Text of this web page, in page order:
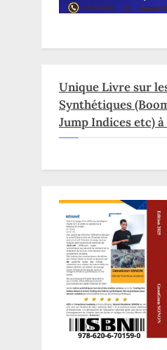
Unique Livre sur
Synthétiques
Jump Indices etc) à